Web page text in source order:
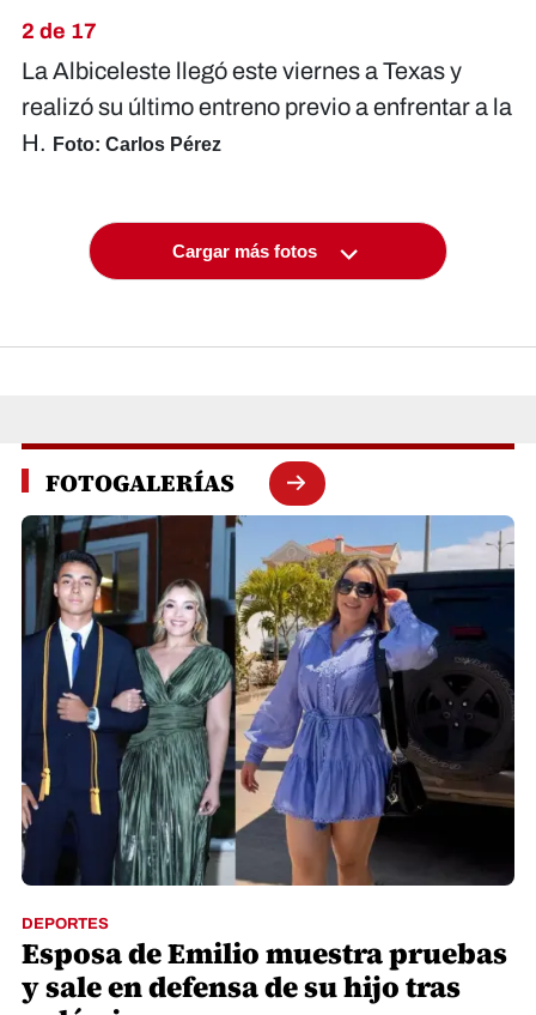
2 de 17
La Albiceleste llegó este viernes a Texas y
realizó su último entreno previo a enfrentar a la
H. Foto: Carlos Pérez
Cargar más fotos
FOTOGALERÍAS
DEPORTES
Esposa de Emilio muestra pruebas
y sale en defensa de su hijo tras